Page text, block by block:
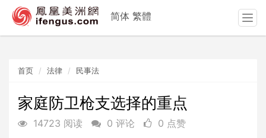
首页 法律 民事法
家庭防卫枪支选择的重点
14723 阅读 0 评论 0 点赞
简体 繁體
T
o